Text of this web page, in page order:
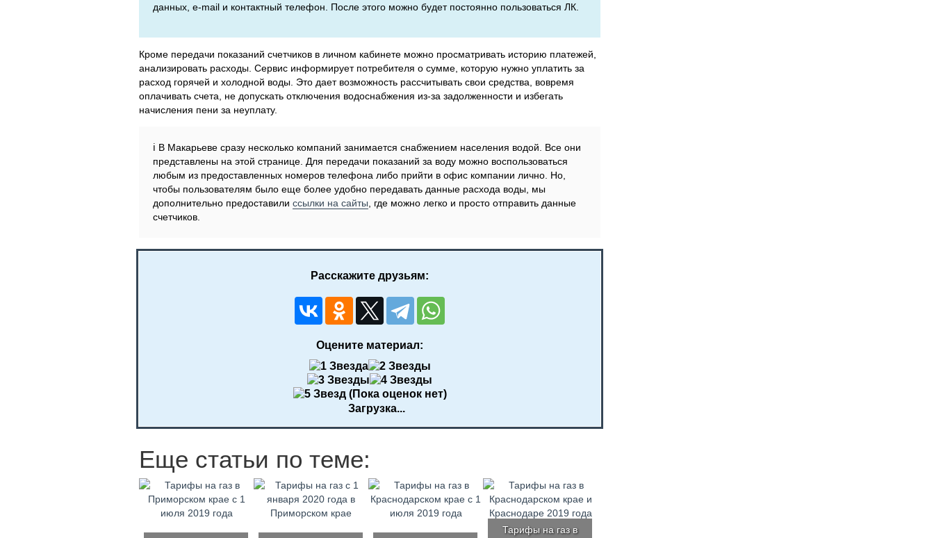
данных, e-mail и контактный телефон. После этого можно будет постоянно пользоваться ЛК.
Кроме передачи показаний счетчиков в личном кабинете можно просматривать историю платежей,
анализировать расходы. Сервис информирует потребителя о сумме, которую нужно уплатить за
расход горячей и холодной воды. Это дает возможность рассчитывать свои средства, вовремя
оплачивать счета, не допускать отключения водоснабжения из-за задолженности и избегать
начисления пени за неуплату.
ℹ️ В Макарьеве сразу несколько компаний занимается снабжением населения водой. Все они
представлены на этой странице. Для передачи показаний за воду можно воспользоваться
любым из предоставленных номеров телефона либо прийти в офис компании лично. Но,
чтобы пользователям было еще более удобно передавать данные расхода воды, мы
дополнительно предоставили ссылки на сайты , где можно легко и просто отправить данные
счетчиков.
Расскажите друзьям:
Оцените материал:
(Пока оценок нет)
Загрузка...
Еще статьи по теме:
Тарифы на газ в